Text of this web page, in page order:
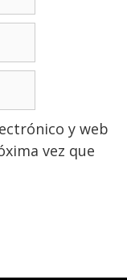
y web
vez que